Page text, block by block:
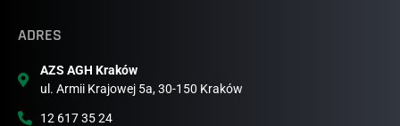
ADRES
AZS AGH Kraków
ul. Armii Krajowej 5a, 30-150 Kraków
12 617 35 24